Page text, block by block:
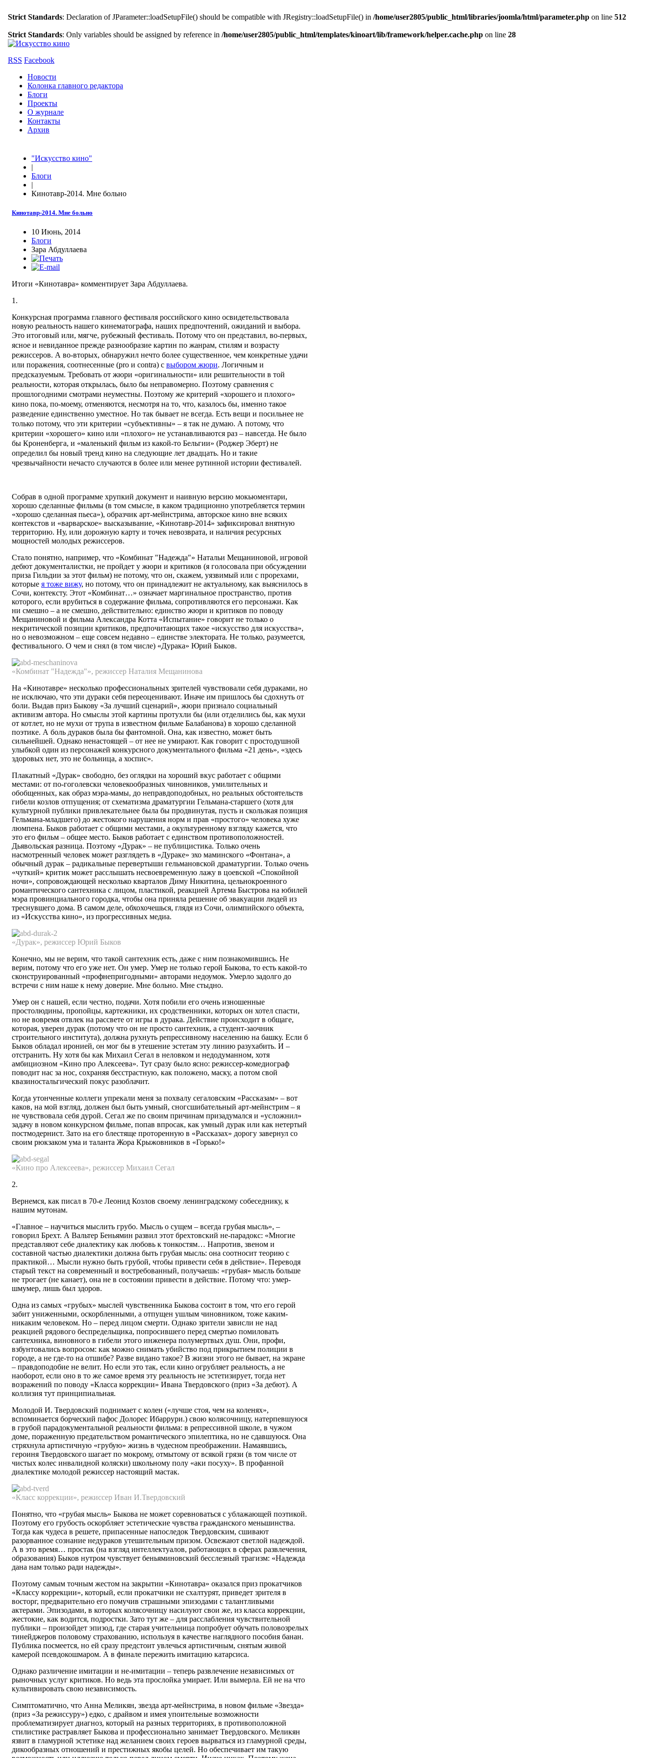
Strict Standards: Declaration of JParameter::loadSetupFile() should be compatible with JRegistry::loadSetupFile() in /home/user2805/public_html/libraries/joomla/html/parameter.php on line 512
Strict Standards: Only variables should be assigned by reference in /home/user2805/public_html/templates/kinoart/lib/framework/helper.cache.php on line 28
RSS Facebook
Новости
Колонка главного редактора
Блоги
Проекты
О журнале
Контакты
Архив
"Искусство кино"
|
Блоги
|
Кинотавр-2014. Мне больно
Кинотавр-2014. Мне больно
10 Июнь, 2014
Блоги
Зара Абдуллаева
Итоги «Кинотавра» комментирует Зара Абдуллаева.
1.
Конкурсная программа главного фестиваля российского кино освидетельствовала
новую реальность нашего кинематографа, наших предпочтений, ожиданий и выбора.
Это итоговый или, мягче, рубежный фестиваль. Потому что он представил, во-первых,
ясное и невиданное прежде разнообразие картин по жанрам, стилям и возрасту
режиссеров. А во-вторых, обнаружил нечто более существенное, чем конкретные удачи
или поражения, соотнесенные (pro и contra) с выбором жюри. Логичным и
предсказуемым. Требовать от жюри «оригинальности» или решительности в той
реальности, которая открылась, было бы неправомерно. Поэтому сравнения с
прошлогодними смотрами неуместны. Поэтому же критерий «хорошего и плохого»
кино пока, по-моему, отменяются, несмотря на то, что, казалось бы, именно такое
разведение единственно уместное. Но так бывает не всегда. Есть вещи и посильнее не
только потому, что эти критерии «субъективны» – я так не думаю. А потому, что
критерии «хорошего» кино или «плохого» не устанавливаются раз – навсегда. Не было
бы Кроненберга, и «маленький фильм из какой-то Бельгии» (Роджер Эберт) не
определил бы новый тренд кино на следующие лет двадцать. Но и такие
чрезвычайности нечасто случаются в более или менее рутинной истории фестивалей.
Собрав в одной программе хрупкий документ и наивную версию мокьюментари,
хорошо сделанные фильмы (в том смысле, в каком традиционно употребляется термин
«хорошо сделанная пьеса»), образчик арт-мейнстрима, авторское кино вне всяких
контекстов и «варварское» высказывание, «Кинотавр-2014» зафиксировал внятную
территорию. Ну, или дорожную карту и точек невозврата, и наличия ресурсных
мощностей молодых режиссеров.
Стало понятно, например, что «Комбинат "Надежда"» Натальи Мещаниновой, игровой
дебют документалистки, не пройдет у жюри и критиков (я голосовала при обсуждении
приза Гильдии за этот фильм) не потому, что он, скажем, уязвимый или с прорехами,
которые я тоже вижу, но потому, что он принадлежит не актуальному, как выяснилось в
Сочи, контексту. Этот «Комбинат…» означает маргинальное пространство, против
которого, если врубиться в содержание фильма, сопротивляются его персонажи. Как
ни смешно – а не смешно, действительно: единство жюри и критиков по поводу
Мещаниновой и фильма Александра Котта «Испытание» говорит не только о
некритической позиции критиков, предпочитающих такое «искусство для искусства»,
но о невозможном – еще совсем недавно – единстве электората. Не только, разумеется,
фестивального. О чем и снял (в том числе) «Дурака» Юрий Быков.
«Комбинат "Надежда"», режиссер Наталия Мещанинова
На «Кинотавре» несколько профессиональных зрителей чувствовали себя дураками, но
не исключаю, что эти дураки себя переоценивают. Иначе им пришлось бы сдохнуть от
боли. Выдав приз Быкову «За лучший сценарий», жюри признало социальный
активизм автора. Но смыслы этой картины протухли бы (или отделились бы, как мухи
от котлет, но не мухи от трупа в известном фильме Балабанова) в хорошо сделанной
поэтике. А боль дураков была бы фантомной. Она, как известно, может быть
сильнейшей. Однако ненастоящей – от нее не умирают. Как говорит с простодушной
улыбкой один из персонажей конкурсного документального фильма «21 день», «здесь
здоровых нет, это не больница, а хоспис».
Плакатный «Дурак» свободно, без оглядки на хороший вкус работает с общими
местами: от по-гоголевски человекообразных чиновников, умилительных и
обобщенных, как образ мэра-мамы, до неправдоподобных, но реальных обстоятельств
гибели козлов отпущения; от схематизма драматургии Гельмана-старшего (хотя для
культурной публики привлекательнее была бы продвинутая, пусть и скользкая позиция
Гельмана-младшего) до жестокого нарушения норм и прав «простого» человека хуже
люмпена. Быков работает с общими местами, а окультуренному взгляду кажется, что
это его фильм – общее место. Быков работает с единством противоположностей.
Дьявольская разница. Поэтому «Дурак» – не публицистика. Только очень
насмотренный человек может разглядеть в «Дураке» эхо маминского «Фонтана», а
обычный дурак – радикальные перевертыши гельмановской драматургии. Только очень
«чуткий» критик может расслышать несвоевременную лажу в цоевской «Спокойной
ночи», сопровождающей несколько кварталов Диму Никитина, цельнокроенного
романтического сантехника с лицом, пластикой, реакцией Артема Быстрова на юбилей
мэра провинциального городка, чтобы она приняла решение об эвакуации людей из
треснувшего дома. В самом деле, обхохочешься, глядя из Сочи, олимпийского объекта,
из «Искусства кино», из прогрессивных медиа.
«Дурак», режиссер Юрий Быков
Конечно, мы не верим, что такой сантехник есть, даже с ним познакомившись. Не
верим, потому что его уже нет. Он умер. Умер не только герой Быкова, то есть какой-то
сконструированный «профнепригодными» авторами недоумок. Умерло задолго до
встречи с ним наше к нему доверие. Мне больно. Мне стыдно.
Умер он с нашей, если честно, подачи. Хотя побили его очень изношенные
простолюдины, пропойцы, картежники, их сродственники, которых он хотел спасти,
но не вовремя отвлек на рассвете от игры в дурака. Действие происходит в общаге,
которая, уверен дурак (потому что он не просто сантехник, а студент-заочник
строительного института), должна рухнуть репрессивному населению на башку. Если б
Быков обладал иронией, он мог бы в утешение эстетам эту линию разухабить. И –
отстранить. Ну хотя бы как Михаил Сегал в неловком и недодуманном, хотя
амбициозном «Кино про Алексеева». Тут сразу было ясно: режиссер-комедиограф
поводит нас за нос, сохраняя бесстрастную, как положено, маску, а потом свой
квазиностальгический покус разоблачит.
Когда утонченные коллеги упрекали меня за похвалу сегаловским «Рассказам» – вот
каков, на мой взгляд, должен был быть умный, сногсшибательный арт-мейнстрим – я
не чувствовала себя дурой. Сегал же по своим причинам призадумался и «усложнил»
задачу в новом конкурсном фильме, попав впросак, как умный дурак или как нетертый
постмодернист. Зато на его блестяще проторенную в «Рассказах» дорогу завернул со
своим рюкзаком ума и таланта Жора Крыжовников в «Горько!»
«Кино про Алексеева», режиссер Михаил Сегал
2.
Вернемся, как писал в 70-е Леонид Козлов своему ленинградскому собеседнику, к
нашим мутонам.
«Главное – научиться мыслить грубо. Мысль о сущем – всегда грубая мысль», –
говорил Брехт. А Вальтер Беньямин развил этот брехтовский не-парадокс: «Многие
представляют себе диалектику как любовь к тонкостям… Напротив, звеном и
составной частью диалектики должна быть грубая мысль: она соотносит теорию с
практикой… Мысли нужно быть грубой, чтобы привести себя в действие». Переводя
старый текст на современный и востребованный, получаешь: «грубая» мысль больше
не трогает (не канает), она не в состоянии привести в действие. Потому что: умер-
шмумер, лишь был здоров.
Одна из самых «грубых» мыслей чувственника Быкова состоит в том, что его герой
забит униженными, оскорбленными, а отпущен ушлым чиновником, тоже каким-
никаким человеком. Но – перед лицом смерти. Однако зрители зависли не над
реакцией рядового беспредельщика, попросившего перед смертью помиловать
сантехника, виновного в гибели этого инженера полумертвых душ. Они, профи,
взбунтовались вопросом: как можно снимать убийство под прикрытием полиции в
городе, а не где-то на отшибе? Разве видано такое? В жизни этого не бывает, на экране
– правдоподобие не велит. Но если это так, если кино огрубляет реальность, а не
наоборот, если оно в то же самое время эту реальность не эстетизирует, тогда нет
возражений по поводу «Класса коррекции» Ивана Твердовского (приз «За дебют). А
коллизия тут принципиальная.
Молодой И. Твердовский поднимает с колен («лучше стоя, чем на коленях»,
вспоминается борческий пафос Долорес Ибаррури.) свою колясочницу, натерпевшуюся
в грубой парадокументальной реальности фильма: в репрессивной школе, в чужом
доме, пораженную предательством романтического эпилептика, но не сдавшуюся. Она
стряхнула артистичную «грубую» жизнь в чудесном преображении. Намаявшись,
героиня Твердовского шагает по мокрому, отмытому от всякой грязи (в том числе от
чистых колес инвалидной коляски) школьному полу «аки посуху». В профанной
диалектике молодой режиссер настоящий мастак.
«Класс коррекции», режиссер Иван И.Твердовский
Понятно, что «грубая мысль» Быкова не может соревноваться с ублажающей поэтикой.
Поэтому его грубость оскорбляет эстетические чувства гражданского меньшинства.
Тогда как чудеса в решете, припасенные напоследок Твердовским, сшивают
разорванное сознание недураков утешительным призом. Освежают светлой надеждой.
А в это время… простак (на взгляд интеллектуалов, работающих в сферах развлечения,
образования) Быков нутром чувствует беньяминовский бесслезный трагизм: «Надежда
дана нам только ради надежды».
Поэтому самым точным жестом на закрытии «Кинотавра» оказался приз прокатчиков
«Классу коррекции», который, если прокатчики не схалтурят, приведет зрителя в
восторг, предварительно его помучив страшными эпизодами с талантливыми
актерами. Эпизодами, в которых колясочницу насилуют свои же, из класса коррекции,
жестокие, как водится, подростки. Зато тут же – для расслабления чувствительной
публики – произойдет эпизод, где старая учительница попробует обучать половозрелых
тинейджеров половому страхованию, используя в качестве наглядного пособия банан.
Публика посмеется, но ей сразу предстоит увлечься артистичным, снятым живой
камерой псевдокошмаром. А в финале пережить имитацию катарсиса.
Однако различение имитации и не-имитации – теперь развлечение независимых от
рыночных услуг критиков. Но ведь эта прослойка умирает. Или вымерла. Ей не на что
культивировать свою независимость.
Симптоматично, что Анна Меликян, звезда арт-мейнстрима, в новом фильме «Звезда»
(приз «За режиссуру») едко, с драйвом и имея упоительные возможности
проблематизирует диагноз, который на разных территориях, в противоположной
стилистике растравляет Быкова и профессионально занимает Твердовского. Меликян
язвит в гламурной эстетике над желанием своих героев вырваться из гламурной среды,
дикообразных отношений и престижных якобы целей. Но обеспечивает им такую